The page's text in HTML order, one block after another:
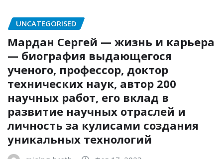
UNCATEGORISED
Мардан Сергей — жизнь и карьера
— биография выдающегося
ученого, профессор, доктор
технических наук, автор 200
научных работ, его вклад в
развитие научных отраслей и
личность за кулисами создания
уникальных технологий